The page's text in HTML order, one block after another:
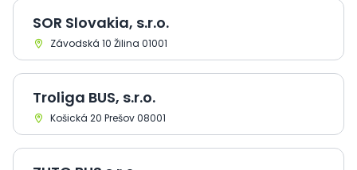
SOR Slovakia, s.r.o.
Závodská 10 Žilina 01001
Troliga BUS, s.r.o.
Košická 20 Prešov 08001